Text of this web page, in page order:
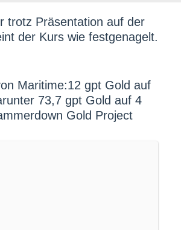
trotz Präsentation auf der
der Kurs wie festgenagelt.
Maritime:12 gpt Gold auf
73,7 gpt Gold auf 4
Gold Project